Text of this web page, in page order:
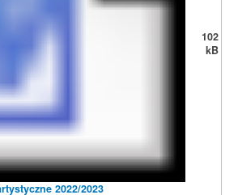
2022/2023
102
kB